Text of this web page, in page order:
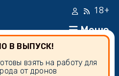
Меню
18+
В ВЫПУСК!
взять на работу для
от дронов